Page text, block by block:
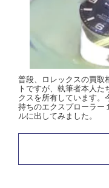
普段、ロレックスの買取
トですが、執筆者本人
クスを所有しています。
持ちのエクスプローラー
ルに出してみました。